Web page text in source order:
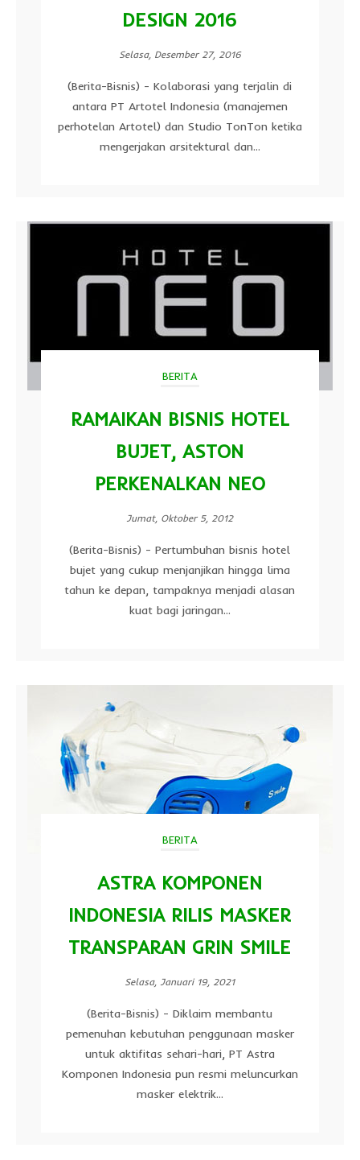
DESIGN 2016
Selasa, Desember 27, 2016
(Berita-Bisnis) - Kolaborasi yang terjalin di
antara PT Artotel Indonesia (manajemen
perhotelan Artotel) dan Studio TonTon ketika
mengerjakan arsitektural dan...
BERITA
RAMAIKAN BISNIS HOTEL
BUJET, ASTON
PERKENALKAN NEO
Jumat, Oktober 5, 2012
(Berita-Bisnis) - Pertumbuhan bisnis hotel
bujet yang cukup menjanjikan hingga lima
tahun ke depan, tampaknya menjadi alasan
kuat bagi jaringan...
BERITA
ASTRA KOMPONEN
INDONESIA RILIS MASKER
TRANSPARAN GRIN SMILE
Selasa, Januari 19, 2021
(Berita-Bisnis) - Diklaim membantu
pemenuhan kebutuhan penggunaan masker
untuk aktifitas sehari-hari, PT Astra
Komponen Indonesia pun resmi meluncurkan
masker elektrik...